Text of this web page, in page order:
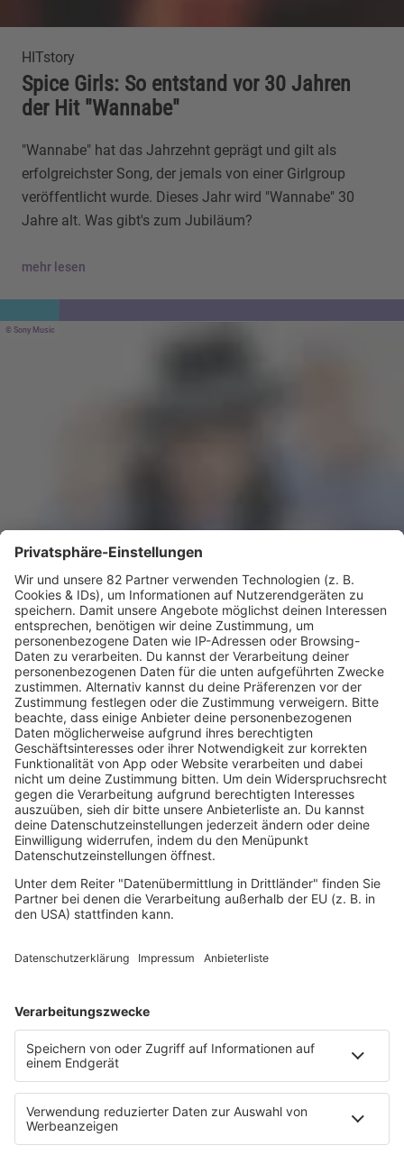
HITstory
Spice Girls: So entstand vor 30 Jahren
der Hit "Wannabe"
"Wannabe" hat das Jahrzehnt geprägt und gilt als
erfolgreichster Song, der jemals von einer Girlgroup
veröffentlicht wurde. Dieses Jahr wird "Wannabe" 30
Jahre alt. Was gibt's zum Jubiläum?
mehr lesen
Sony Music
HITstory
Lou Bega - Mambo No. 5
Mit 24 Jahren hatte Lou Bega mit "Mambo No. 5" einen
Welthit. Wie er mit seinem plötzlichen Erfolg
umgegangen ist und wie "Mambo No. 5" überhaupt
entstanden ist, hat er uns erzählt.
mehr lesen
Fettes Brot Schallplatten via Youtube
30 Jahre "Jein" von Fettes Brot
„Jein“ wurde 1996 veröffentlicht und ist einer der